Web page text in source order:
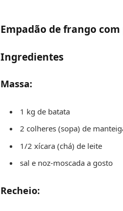
Empadão de frango
Ingredientes
Massa:
1 kg de batata
2 colheres (sopa) de
1/2 xícara (chá) de leite
sal e noz-moscada a gosto
Recheio: